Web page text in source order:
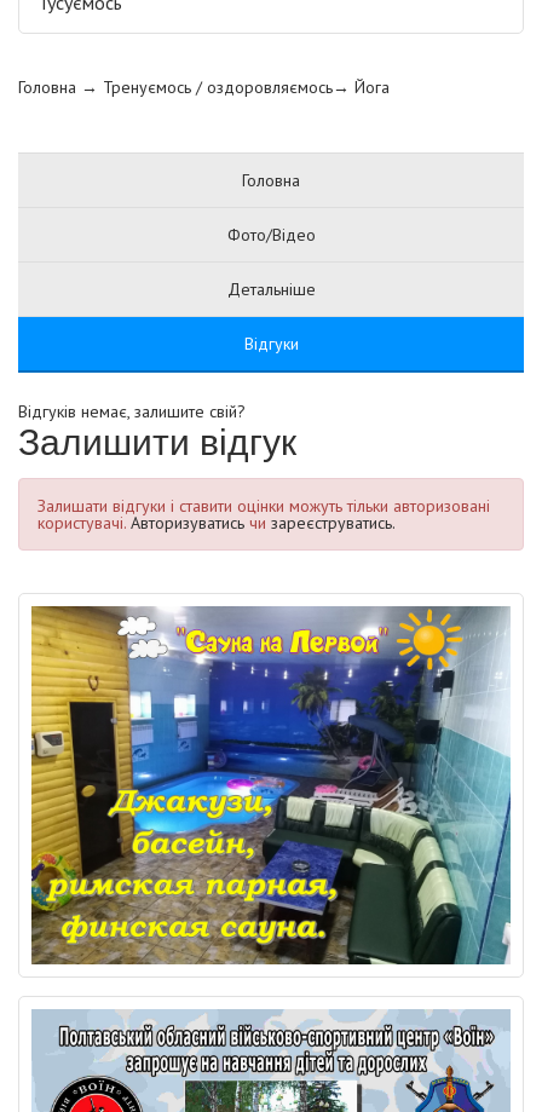
Головна → Тренуємось / оздоровляємось→ Йога
Головна
Фото/Відео
Детальніше
Відгуки
Відгуків немає, залишите свій?
Залишити відгук
Залишати відгуки і ставити оцінки можуть тільки авторизовані
користувачі. Авторизуватись чи зареєструватись.